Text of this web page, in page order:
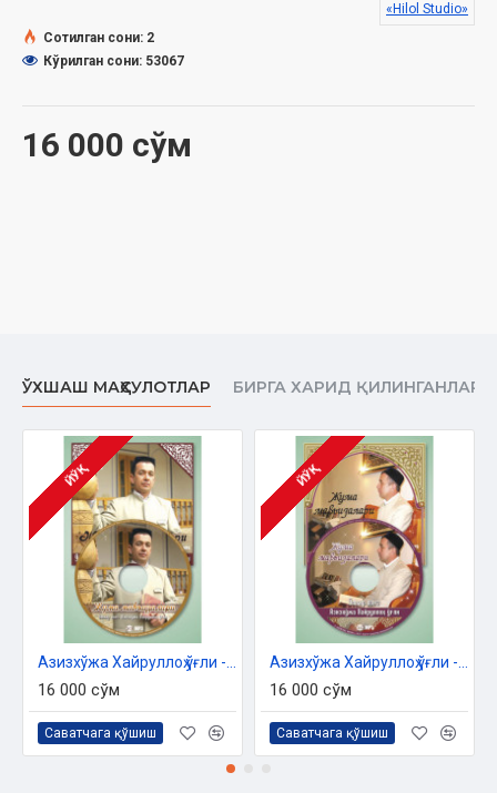
Ҳажми:
16 000 сўм
«Hilol Studio»
Сотилган сони: 2
Кўрилган сони: 53067
ЎХШАШ МАҲСУЛОТЛАР БИРГА ХАРИД ҚИЛИНГАНЛАР
ЙЎҚ
16 000 сўм
Саватчага қўшиш
ЙЎҚ
16 000 сўм
Саватчага қўшиш